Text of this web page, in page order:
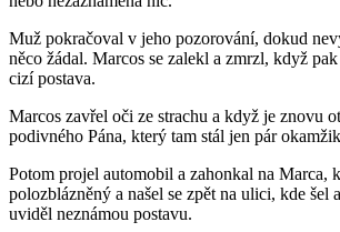
Muž pokračoval v jeho pozorování, dokud
něco žádal. Marcos se zalekl a zmrzl, když
cizí postava.
Marcos zavřel oči ze strachu a když je znovu
podivného Pána, který tam stál jen pár
Potom projel automobil a zahonkal na Marca,
polozblázněný a našel se zpět na ulici, kde šel
uviděl neznámou postavu.